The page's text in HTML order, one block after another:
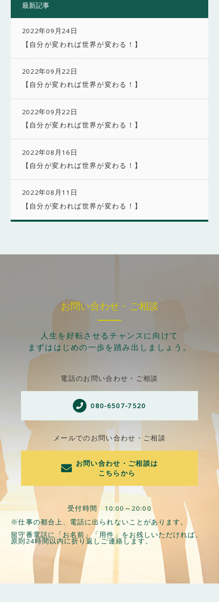
最新記事
2022年09月24日
【自分が変われば世界が変わる！】
2022年09月22日
【自分が変われば世界が変わる！】
2022年09月22日
【自分が変われば世界が変わる！】
2022年08月16日
【自分が変われば世界が変わる！】
2022年08月11日
【自分が変われば世界が変わる！】
お問い合わせ・ご相談
人生を好転させるチャンスに向けて
まずははじめの一歩を踏み出しましょう。
電話のお問い合わせ・ご相談
080-6507-7520
メールでのお問い合わせ・ご相談
お問い合わせ・ご相談は
こちらから
受付時間 10:00～20:00
※仕事の都合上、電話に出られないことがあります。
留守番電話に「お名前」「用件」をお残しいただければ、
原則24時間以内に折り返しご連絡します。